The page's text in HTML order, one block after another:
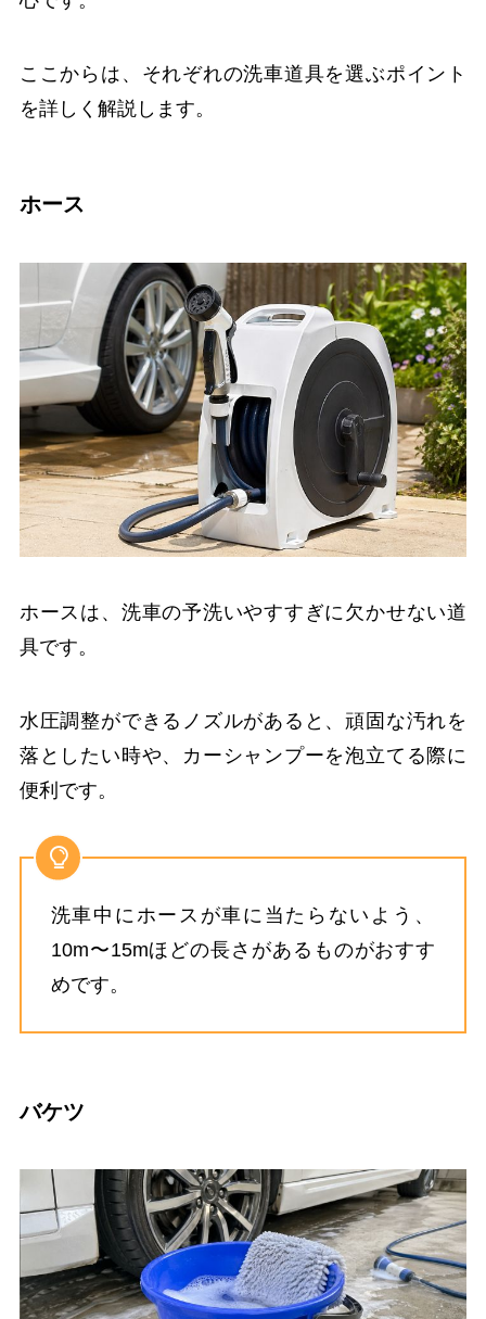
ここからは、それぞれの洗車道具を選ぶポイント
を詳しく解説します。
ホース
ホースは、洗車の予洗いやすすぎに欠かせない道
具です。
水圧調整ができるノズルがあると、頑固な汚れを
落としたい時や、カーシャンプーを泡立てる際に
便利です。
洗車中にホースが車に当たらないよう、
10m〜15mほどの長さがあるものがおすす
めです。
バケツ